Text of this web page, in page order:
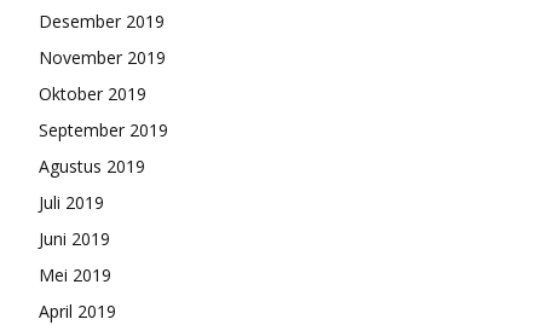
Desember 2019
November 2019
Oktober 2019
September 2019
Agustus 2019
Juli 2019
Juni 2019
Mei 2019
April 2019